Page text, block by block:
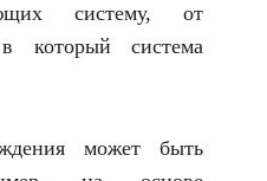
систему, от
который система
может быть